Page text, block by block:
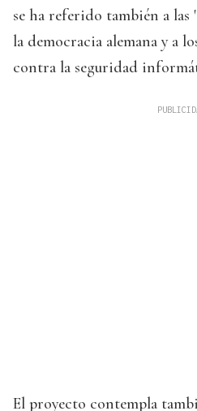
se ha referido también a las
la democracia alemana y a
contra la seguridad
El proyecto contempla